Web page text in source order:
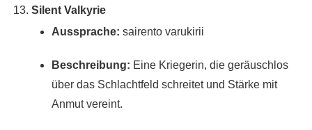
Silent Valkyrie
Aussprache: sairento varukirii
Beschreibung: Eine Kriegerin, die geräuschlos
über das Schlachtfeld schreitet und Stärke mit
Anmut vereint.